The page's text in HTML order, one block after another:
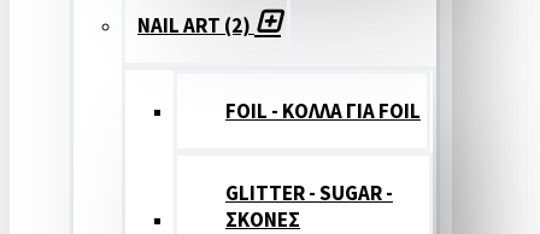
NAIL ART (2)
FOIL - ΚΟΛΛΑ ΓΙΑ FOIL
GLITTER - SUGAR -
ΣΚΟΝΕΣ